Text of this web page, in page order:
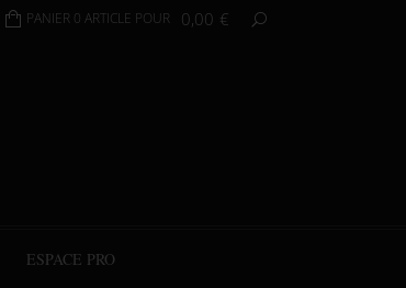
PANIER 0 ARTICLE POUR 0,00 €
ESPACE PRO